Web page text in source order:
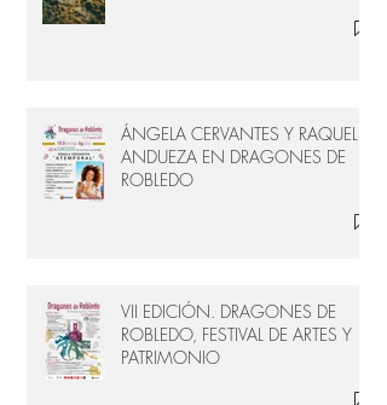
ÁNGELA CERVANTES Y RAQUEL
ANDUEZA EN DRAGONES DE
ROBLEDO
VII EDICIÓN. DRAGONES DE
ROBLEDO, FESTIVAL DE ARTES Y
PATRIMONIO